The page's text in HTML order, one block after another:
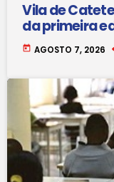
Vila de
da primeira
today AGOSTO 7, 2026